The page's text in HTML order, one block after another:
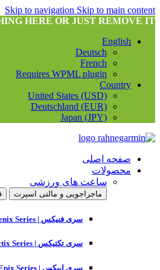
Skip to navigation Skip to main content
HERE OR JUST REMOVE IT…
English
Deutsch
French
Requires WPML plugin
Country
United States (USD)
Deutschland (EUR)
Japan (JPY)
صفحه اصلی
محصولات
ساعت های ورزشی
ماجراجویی و مالتی اسپرت
سری فنیکس | Fenix Series
سری تکتیکس | Tactix Series
سری اپیکس | Epix Series